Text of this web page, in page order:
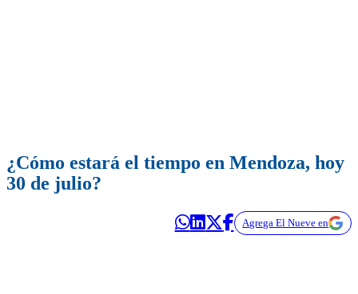
¿Cómo estará el tiempo en Mendoza, hoy
30 de julio?
Agrega El Nueve en